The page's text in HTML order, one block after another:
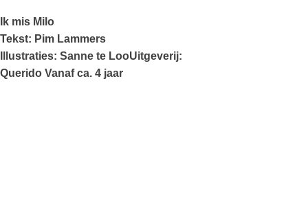
Ik mis Milo
Tekst: Pim Lammers
Illustraties: Sanne te LooUitgeverij:
Querido Vanaf ca. 4 jaar